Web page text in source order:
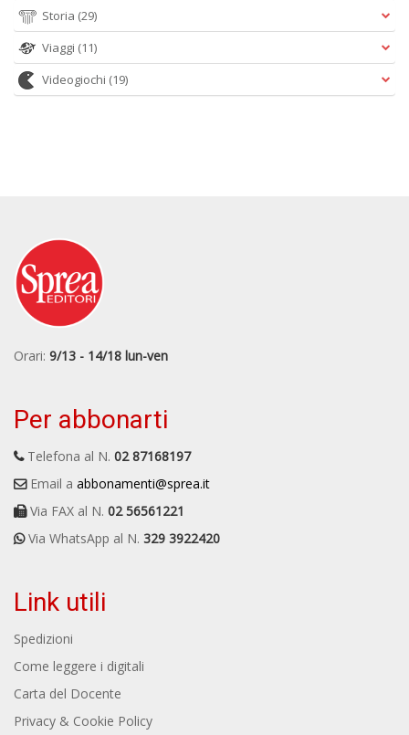
Storia (29)
Viaggi (11)
Videogiochi (19)
Orari: 9/13 - 14/18 lun-ven
Per abbonarti
Telefona al N. 02 87168197
Email a abbonamenti@sprea.it
Via FAX al N. 02 56561221
Via WhatsApp al N. 329 3922420
Link utili
Spedizioni
Come leggere i digitali
Carta del Docente
Privacy & Cookie Policy